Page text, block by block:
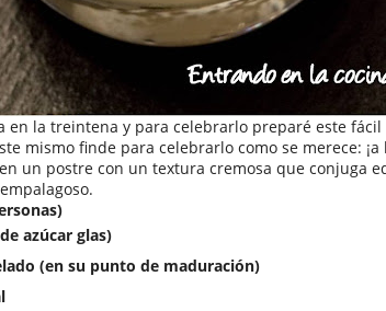
la treintena y para celebrarlo preparé este
mismo finde para celebrarlo como se merece: ¡a
un postre con un textura cremosa que conjuga
de azúcar glas)
(en su punto de maduración)